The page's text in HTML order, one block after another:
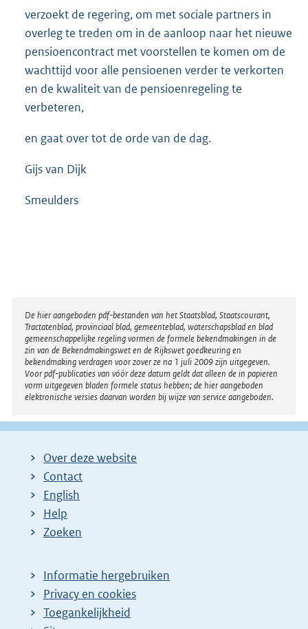
verzoekt de regering, om met sociale partners in
overleg te treden om in de aanloop naar het nieuwe
pensioencontract met voorstellen te komen om de
wachttijd voor alle pensioenen verder te verkorten
en de kwaliteit van de pensioenregeling te
verbeteren,
en gaat over tot de orde van de dag.
Gijs van Dijk
Smeulders
Disclaimer
De hier aangeboden pdf-bestanden van het Staatsblad, Staatscourant,
Tractatenblad, provinciaal blad, gemeenteblad, waterschapsblad en blad
gemeenschappelijke regeling vormen de formele bekendmakingen in de
zin van de Bekendmakingswet en de Rijkswet goedkeuring en
bekendmaking verdragen voor zover ze na 1 juli 2009 zijn uitgegeven.
Voor pdf-publicaties van vóór deze datum geldt dat alleen de in papieren
vorm uitgegeven bladen formele status hebben; de hier aangeboden
elektronische versies daarvan worden bij wijze van service aangeboden.
Over deze website
Contact
English
Help
Zoeken
Informatie hergebruiken
Privacy en cookies
Toegankelijkheid